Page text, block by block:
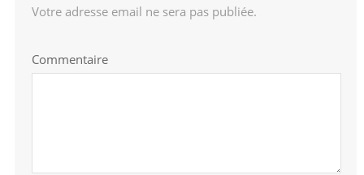
Votre adresse email ne sera pas publiée.
Commentaire